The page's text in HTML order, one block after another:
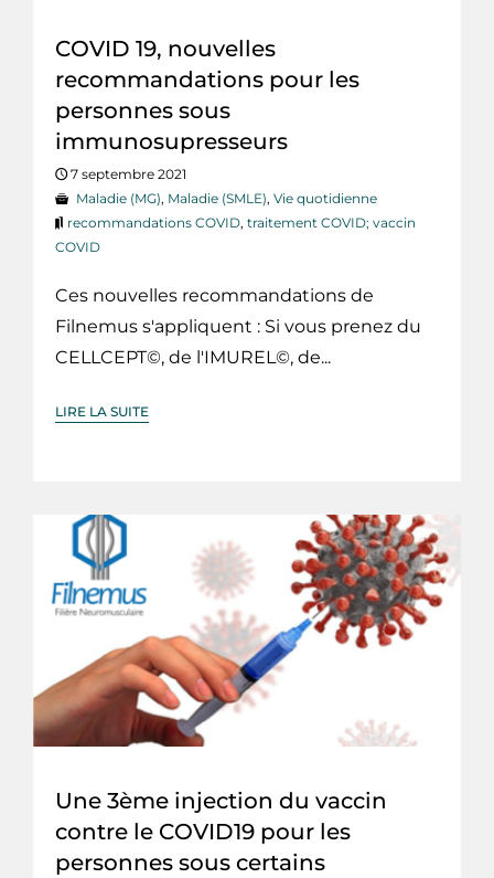
COVID 19, nouvelles
recommandations pour les
personnes sous
immunosupresseurs
7 septembre 2021
Maladie (MG), Maladie (SMLE), Vie quotidienne
recommandations COVID, traitement COVID; vaccin
COVID
Ces nouvelles recommandations de
Filnemus s'appliquent : Si vous prenez du
CELLCEPT©, de l'IMUREL©, de...
LIRE LA SUITE
Une 3ème injection du vaccin
contre le COVID19 pour les
personnes sous certains